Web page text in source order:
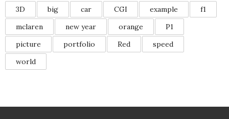
3D big car CGI example
f1
mclaren
new year orange
P1
picture
portfolio Red
speed
world